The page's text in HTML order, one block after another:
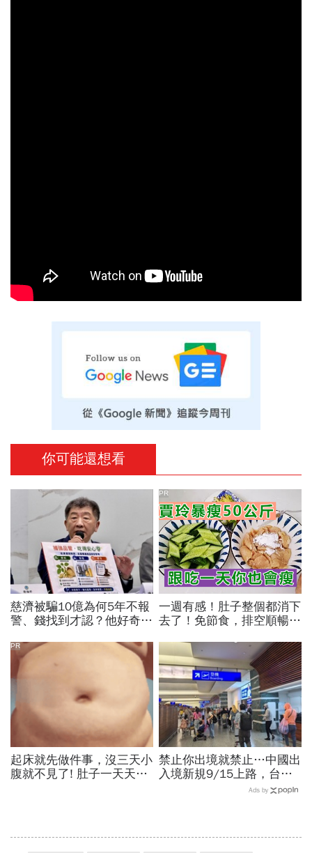
你可能還想看
慈濟被騙10億為何5年不報
警、錢找到才認？他好奇：
「擋疫苗」黑鍋只求1件事
一週有感！肚子整個都消下
去了！免節食，排空順暢就
PR
起床就先做件事，沒三天小
腹就不見了! 肚子一天天變
PR
禁止你出境就禁止…中國出
入境新規9/15上路，台灣
人小心「有去無回」？4種
Ads by